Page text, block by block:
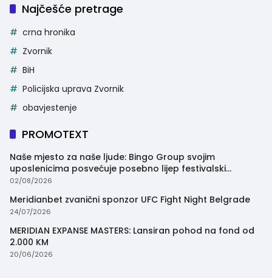
Najčešće pretrage
crna hronika
Zvornik
BiH
Policijska uprava Zvornik
obavjestenje
PROMOTEXT
Naše mjesto za naše ljude: Bingo Group svojim
uposlenicima posvećuje posebno lijep festivalski
trenutak
02/08/2026
Meridianbet zvanični sponzor UFC Fight Night Belgrade
24/07/2026
MERIDIAN EXPANSE MASTERS: Lansiran pohod na fond od
2.000 KM
20/06/2026